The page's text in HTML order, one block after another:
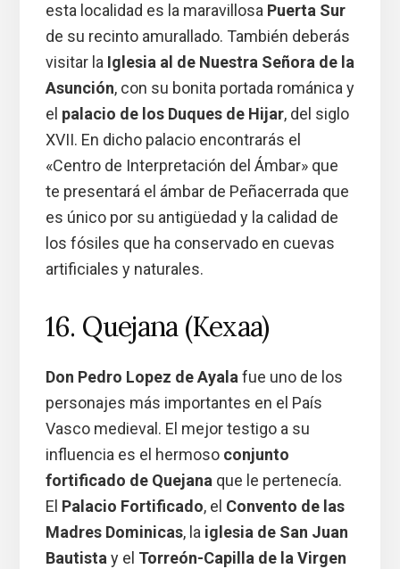
esta localidad es la maravillosa Puerta Sur
de su recinto amurallado. También deberás
visitar la Iglesia al de Nuestra Señora de la
Asunción, con su bonita portada románica y
el palacio de los Duques de Hijar, del siglo
XVII. En dicho palacio encontrarás el
«Centro de Interpretación del Ámbar» que
te presentará el ámbar de Peñacerrada que
es único por su antigüedad y la calidad de
los fósiles que ha conservado en cuevas
artificiales y naturales.
16. Quejana (Kexaa)
Don Pedro Lopez de Ayalafue uno de los
personajes más importantes en el País
Vasco medieval. El mejor testigo a su
influencia es el hermoso conjunto
fortificado de Quejanaque le pertenecía.
El Palacio Fortificado, el Convento de las
Madres Dominicas, la iglesia de San Juan
Bautistay el Torreón-Capilla de la Virgen